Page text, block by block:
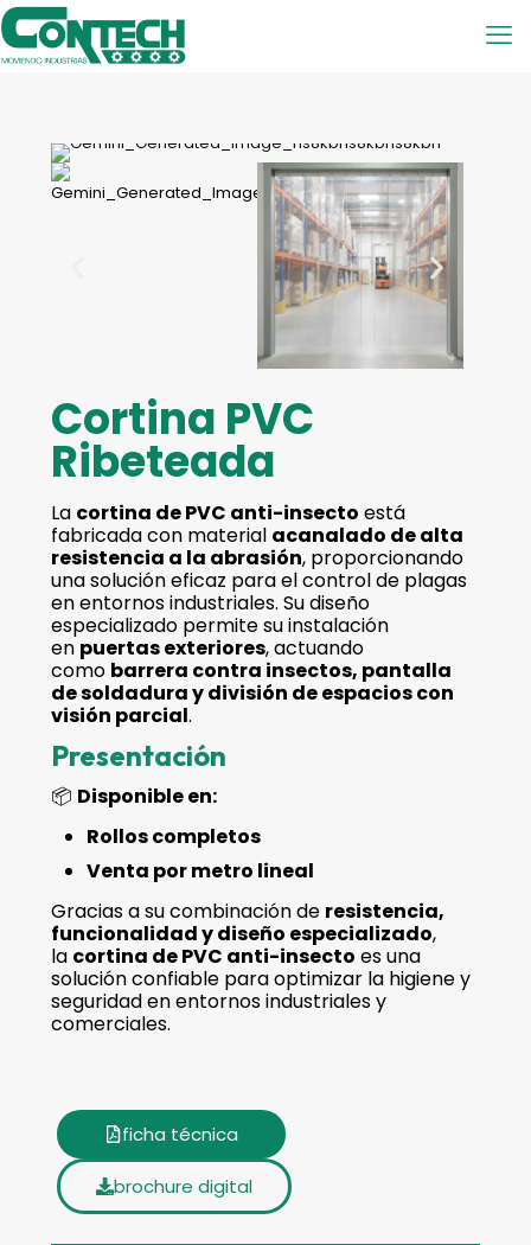
Cortina PVC
Ribeteada
La cortina de PVC anti-insecto está
fabricada con material acanalado de alta
resistencia a la abrasión, proporcionando
una solución eficaz para el control de plagas
en entornos industriales. Su diseño
especializado permite su instalación
en puertas exteriores, actuando
como barrera contra insectos, pantalla
de soldadura y división de espacios con
visión parcial.
Presentación
📦 Disponible en:
Rollos completos
Venta por metro lineal
Gracias a su combinación de resistencia,
funcionalidad y diseño especializado,
la cortina de PVC anti-insecto es una
solución confiable para optimizar la higiene y
seguridad en entornos industriales y
comerciales.
ficha técnica
brochure digital